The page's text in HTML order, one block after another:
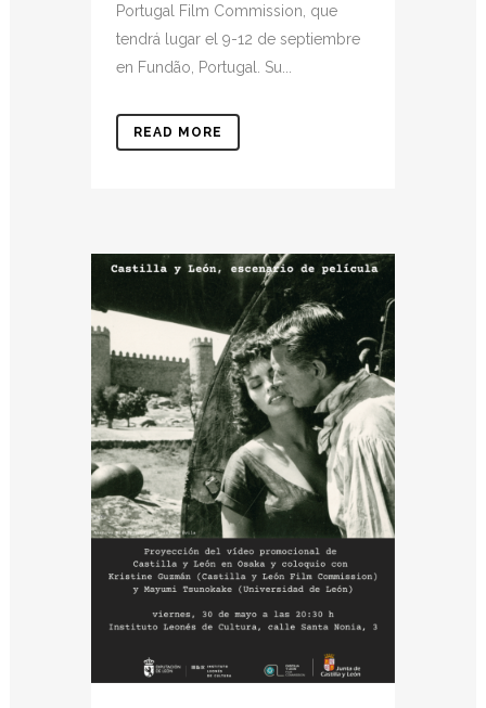
Portugal Film Commission, que
tendrá lugar el 9-12 de septiembre
en Fundão, Portugal. Su...
READ MORE